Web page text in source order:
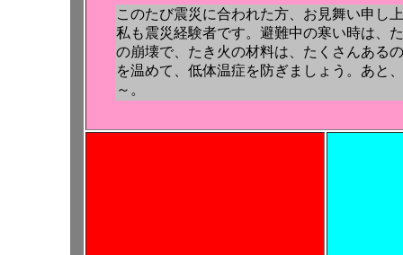
このたび震災に合われた方、お見舞い申し
私も震災経験者です。避難中の寒い時は、
の崩壊で、たき火の材料は、たくさんある
を温めて、低体温症を防ぎましょう。あと
～。